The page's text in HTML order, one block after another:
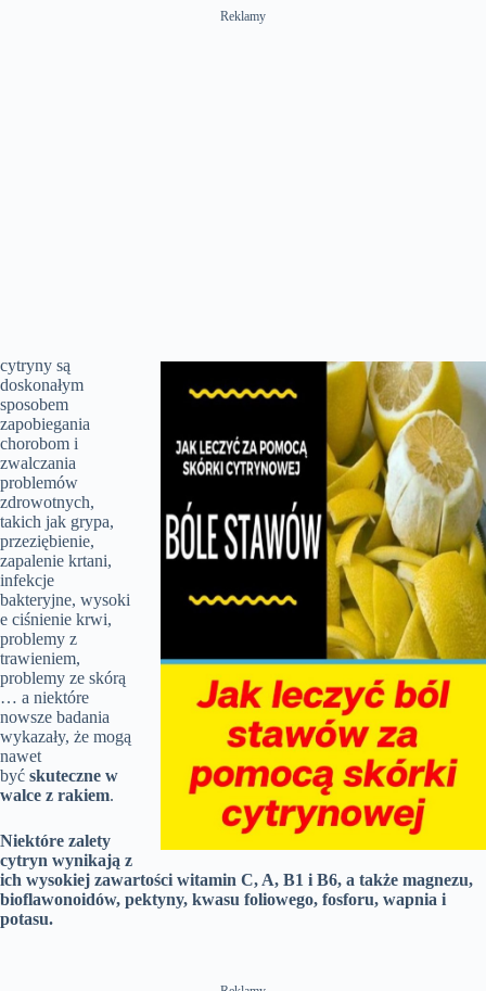
Reklamy
cytryny są
doskonałym
sposobem
zapobiegania
chorobom i
zwalczania
problemów
zdrowotnych,
takich jak grypa,
przeziębienie,
zapalenie krtani,
infekcje
bakteryjne, wysoki
e ciśnienie krwi,
problemy z
trawieniem,
problemy ze skórą
… a niektóre
nowsze badania
wykazały, że mogą
nawet
być skuteczne w
walce z rakiem.
Niektóre zalety
cytryn wynikają z
ich wysokiej zawartości witamin C, A, B1 i B6, a także magnezu,
bioflawonoidów, pektyny, kwasu foliowego, fosforu, wapnia i
potasu.